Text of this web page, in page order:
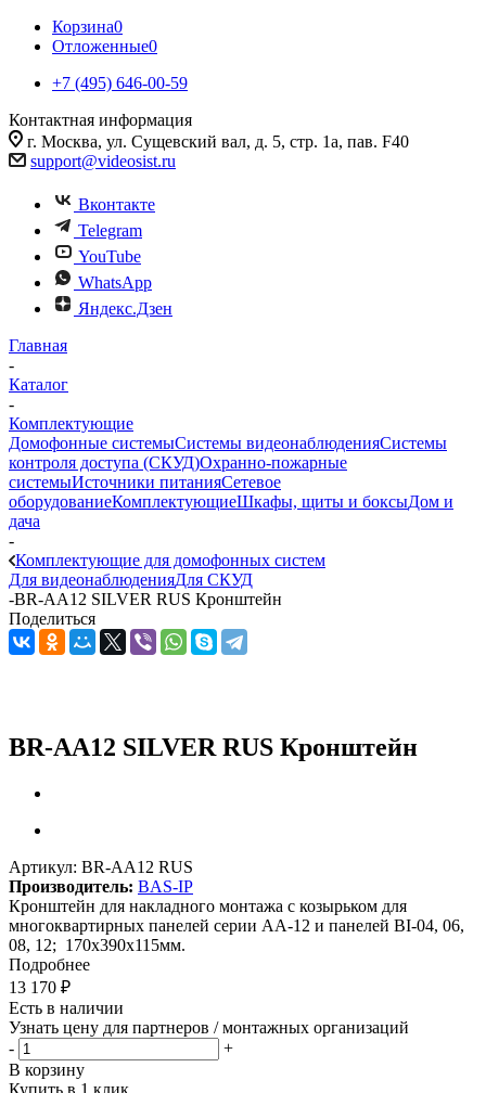
Корзина0
Отложенные0
+7 (495) 646-00-59
Контактная информация
г. Москва, ул. Сущевский вал, д. 5, стр. 1а, пав. F40
support@videosist.ru
Вконтакте
Telegram
YouTube
WhatsApp
Яндекс.Дзен
Главная
-
Каталог
-
Комплектующие
Домофонные системыСистемы видеонаблюденияСистемы
контроля доступа (СКУД)Охранно-пожарные
системыИсточники питанияСетевое
оборудованиеКомплектующиеШкафы, щиты и боксыДом и
дача
-
Комплектующие для домофонных систем
Для видеонаблюденияДля СКУД
-BR-AA12 SILVER RUS Кронштейн
Поделиться
BR-AA12 SILVER RUS Кронштейн
Артикул: BR-AA12 RUS
Производитель: BAS-IP
Кронштейн для накладного монтажа с козырьком для
многоквартирных панелей серии AА-12 и панелей BI-04, 06,
08, 12; 170x390x115мм.
Подробнее
13 170 ₽
Есть в наличии
Узнать цену для партнеров / монтажных организаций
-
+
В корзину
Купить в 1 клик